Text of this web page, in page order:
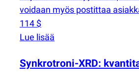
voidaan myös postittaa
114 $
Lue lisää
Synkrotroni-XRD: